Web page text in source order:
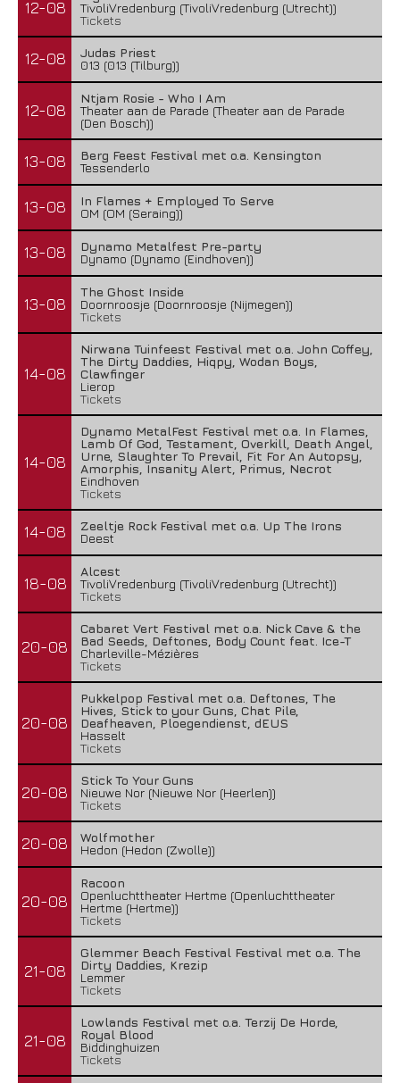
12-08
TivoliVredenburg (TivoliVredenburg (Utrecht))
Tickets
12-08
Judas Priest
013 (013 (Tilburg))
12-08
Ntjam Rosie - Who I Am
Theater aan de Parade (Theater aan de Parade
(Den Bosch))
13-08
Berg Feest Festival met o.a. Kensington
Tessenderlo
13-08
In Flames + Employed To Serve
OM (OM (Seraing))
13-08
Dynamo Metalfest Pre-party
Dynamo (Dynamo (Eindhoven))
13-08
The Ghost Inside
Doornroosje (Doornroosje (Nijmegen))
Tickets
14-08
Nirwana Tuinfeest Festival met o.a. John Coffey,
The Dirty Daddies, Hiqpy, Wodan Boys,
Clawfinger
Lierop
Tickets
14-08
Dynamo MetalFest Festival met o.a. In Flames,
Lamb Of God, Testament, Overkill, Death Angel,
Urne, Slaughter To Prevail, Fit For An Autopsy,
Amorphis, Insanity Alert, Primus, Necrot
Eindhoven
Tickets
14-08
Zeeltje Rock Festival met o.a. Up The Irons
Deest
18-08
Alcest
TivoliVredenburg (TivoliVredenburg (Utrecht))
Tickets
20-08
Cabaret Vert Festival met o.a. Nick Cave & the
Bad Seeds, Deftones, Body Count feat. Ice-T
Charleville-Mézières
Tickets
20-08
Pukkelpop Festival met o.a. Deftones, The
Hives, Stick to your Guns, Chat Pile,
Deafheaven, Ploegendienst, dEUS
Hasselt
Tickets
20-08
Stick To Your Guns
Nieuwe Nor (Nieuwe Nor (Heerlen))
Tickets
20-08
Wolfmother
Hedon (Hedon (Zwolle))
20-08
Racoon
Openluchttheater Hertme (Openluchttheater
Hertme (Hertme))
Tickets
21-08
Glemmer Beach Festival Festival met o.a. The
Dirty Daddies, Krezip
Lemmer
Tickets
21-08
Lowlands Festival met o.a. Terzij De Horde,
Royal Blood
Biddinghuizen
Tickets